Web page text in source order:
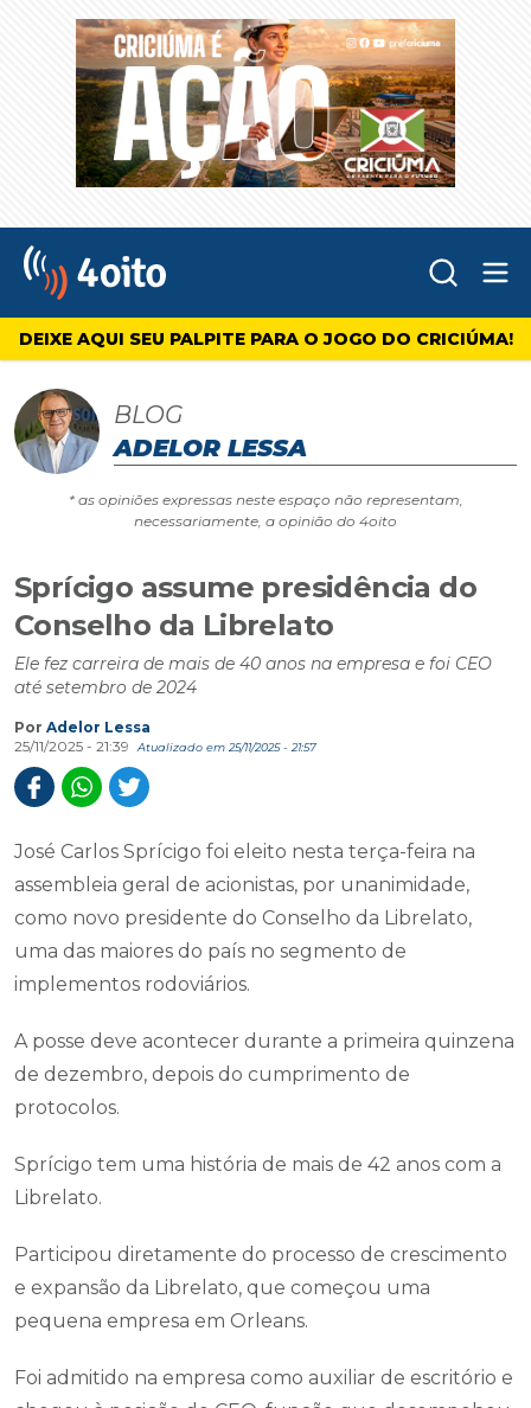
4oito
DEIXE AQUI SEU PALPITE PARA O JOGO DO CRICIÚMA!
BLOG
ADELOR LESSA
* as opiniões expressas neste espaço não representam,
necessariamente, a opinião do 4oito
Sprícigo assume presidência do
Conselho da Librelato
Ele fez carreira de mais de 40 anos na empresa e foi CEO
até setembro de 2024
Por Adelor Lessa
25/11/2025 - 21:39
Atualizado em 25/11/2025 - 21:57
José Carlos Sprícigo foi eleito nesta terça-feira na
assembleia geral de acionistas, por unanimidade,
como novo presidente do Conselho da Librelato,
uma das maiores do país no segmento de
implementos rodoviários.
A posse deve acontecer durante a primeira quinzena
de dezembro, depois do cumprimento de
protocolos.
Sprícigo tem uma história de mais de 42 anos com a
Librelato.
Participou diretamente do processo de crescimento
e expansão da Librelato, que começou uma
pequena empresa em Orleans.
Foi admitido na empresa como auxiliar de escritório e